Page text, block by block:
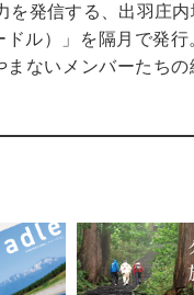
を発信する、出羽庄
ル）」を隔月で発行
まないメンバーたち